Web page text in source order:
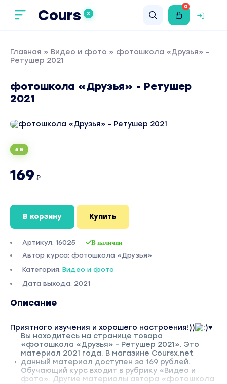
Cours X
0
Главная » Видео и фото » фотошкола «Друзья» -
Ретушер 2021
фотошкола «Друзья» - Ретушер
2021
5 Б
169 ₽
В корзину Купить
Артикул: 16025 В наличии
Автор курса: фотошкола «Друзья»
Категория: Видео и фото
Дата выхода: 2021
Описание
Приятного изучения и хорошего настроения!))
♥
Вы находитесь на странице товара
«фотошкола «Друзья» - Ретушер 2021». Это
материал 2021 года. В магазине Coursx.net
данный материал доступен за 169 рублей.
Обучающий курс входит в рубрику «Видео и
фото». Другие материалы автора «фотошкола